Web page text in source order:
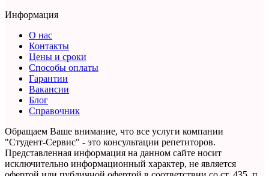
Информация
О нас
Контакты
Цены и сроки
Способы оплаты
Гарантии
Вакансии
Блог
Справочник
Обращаем Ваше внимание, что все услуги компании
"Студент-Сервис" - это консультации репетиторов.
Представленная информация на данном сайте носит
исключительно информационный характер, не является